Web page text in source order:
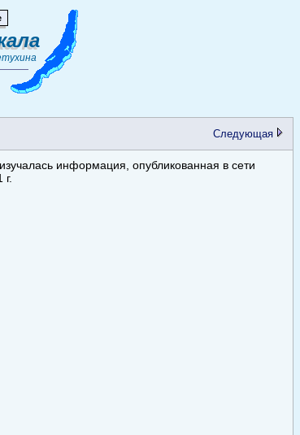
Следующая
информация, опубликованная в сети